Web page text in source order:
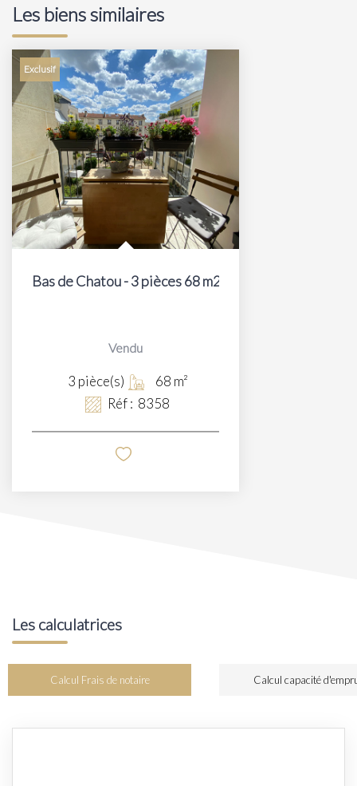
Les biens similaires
Exclusif
Bas de Chatou - 3 pièces 68 m2
Vendu
3 pièce(s) 68 m²
Réf : 8358
Les calculatrices
Calcul Frais de notaire Calcul capacité